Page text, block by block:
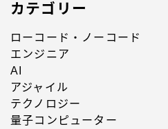
カテゴリー
ローコード・ノーコード
エンジニア
AI
アジャイル
テクノロジー
量子コンピューター